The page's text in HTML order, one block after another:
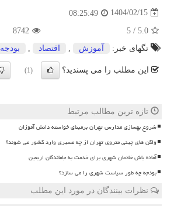
1404/02/15
08:25:49
5.0
/
5
8742
تگهای خبر:
آموزش اقتصاد بودجه
این مطلب را می پسندید؟ (1)
تازه ترین مطالب مرتبط
شروع بهسازی مدارس تهران برمبنای خواسته دانش آموزان
واگن های چینی متروی تهران از چه مسیری وارد کشور می شوند؟
آماده باش خادمان شهری برای خدمت به جاماندگان اربعین
بودجه چه طور سیاست شهری را می سازد؟
نظرات بینندگان در مورد این مطلب